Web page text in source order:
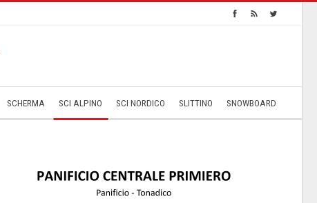
SCHERMA SCI ALPINO SCI NORDICO SLITTINO SNOWBOARD